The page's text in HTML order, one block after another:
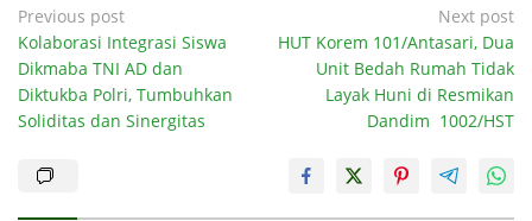
Post
navigation
Previous post
Kolaborasi Integrasi Siswa
Dikmaba TNI AD dan
Diktukba Polri, Tumbuhkan
Soliditas dan Sinergitas
Next post
HUT Korem 101/Antasari, Dua
Unit Bedah Rumah Tidak
Layak Huni di Resmikan
Dandim 1002/HST